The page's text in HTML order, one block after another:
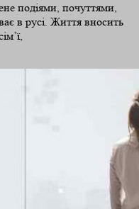
подіями, почуттями,
в русі. Життя вносить